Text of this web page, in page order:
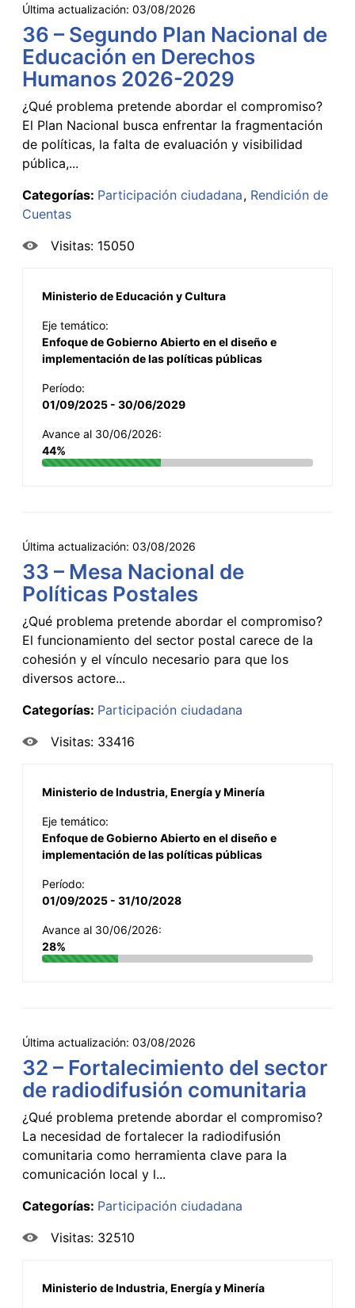
Última actualización: 03/08/2026
36 – Segundo Plan Nacional de
Educación en Derechos
Humanos 2026-2029
¿Qué problema pretende abordar el compromiso?
El Plan Nacional busca enfrentar la fragmentación
de políticas, la falta de evaluación y visibilidad
pública,...
Categorías: Participación ciudadana Rendición de
Cuentas
Visitas: 15050
Ministerio de Educación y Cultura
Eje temático:
Enfoque de Gobierno Abierto en el diseño e
implementación de las políticas públicas
Período:
01/09/2025 - 30/06/2029
Avance al 30/06/2026:
44%
Última actualización: 03/08/2026
33 – Mesa Nacional de
Políticas Postales
¿Qué problema pretende abordar el compromiso?
El funcionamiento del sector postal carece de la
cohesión y el vínculo necesario para que los
diversos actore...
Categorías: Participación ciudadana
Visitas: 33416
Ministerio de Industria, Energía y Minería
Eje temático:
Enfoque de Gobierno Abierto en el diseño e
implementación de las políticas públicas
Período:
01/09/2025 - 31/10/2028
Avance al 30/06/2026:
28%
Última actualización: 03/08/2026
32 – Fortalecimiento del sector
de radiodifusión comunitaria
¿Qué problema pretende abordar el compromiso?
La necesidad de fortalecer la radiodifusión
comunitaria como herramienta clave para la
comunicación local y l...
Categorías: Participación ciudadana
Visitas: 32510
Ministerio de Industria, Energía y Minería